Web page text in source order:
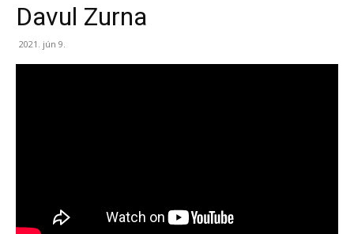
Davul Zurna
2021. jún 9.